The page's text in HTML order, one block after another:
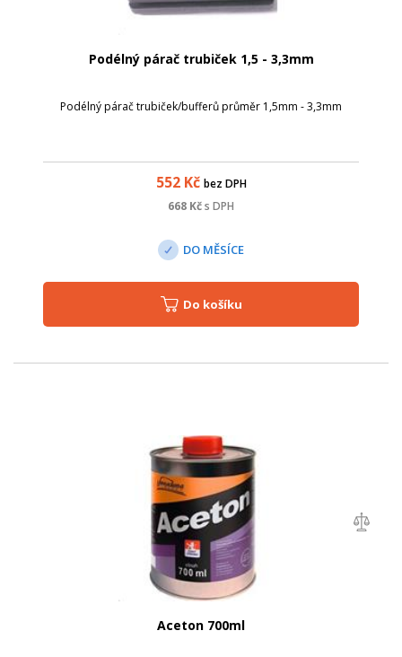
Podélný párač trubiček 1,5 - 3,3mm
Podélný párač trubiček/bufferů průměr 1,5mm - 3,3mm
552Kč bez DPH
668 Kčs DPH
DO MĚSÍCE
Do košíku
Aceton 700ml